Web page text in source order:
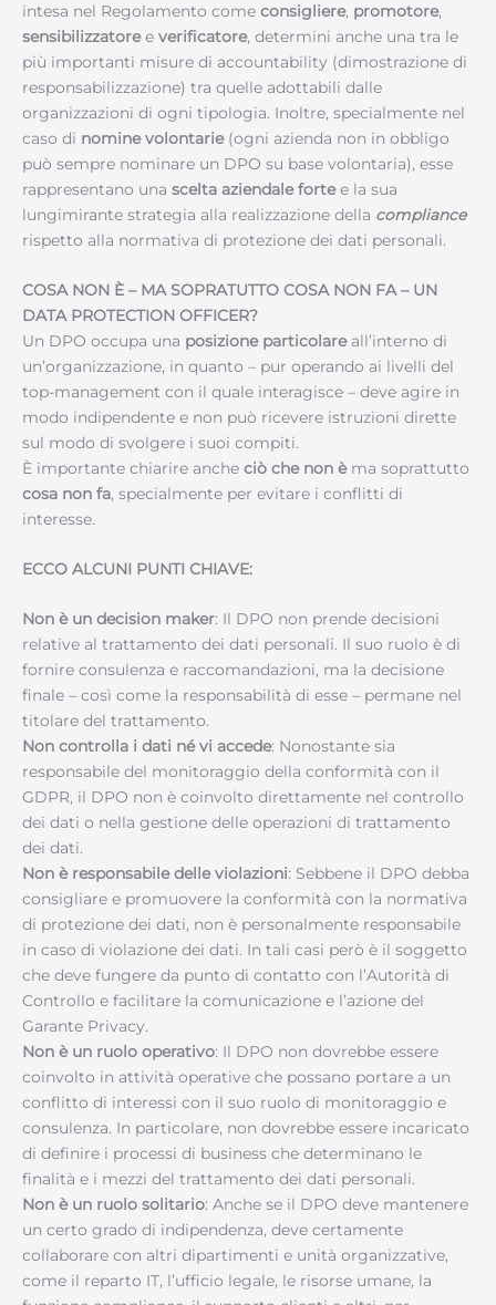
intesa nel Regolamento come consigliere, promotore,
sensibilizzatoree verificatore, determini anche una tra le
più importanti misure di accountability (dimostrazione di
responsabilizzazione) tra quelle adottabili dalle
organizzazioni di ogni tipologia. Inoltre, specialmente nel
caso di nomine volontarie(ogni azienda non in obbligo
può sempre nominare un DPO su base volontaria), esse
rappresentano una scelta aziendale fortee la sua
lungimirante strategia alla realizzazione della compliance
rispetto alla normativa di protezione dei dati personali.
COSA NON È – MA SOPRATUTTO COSA NON FA – UN
DATA PROTECTION OFFICER?
Un DPO occupa una posizione particolareall’interno di
un’organizzazione, in quanto – pur operando ai livelli del
top-management con il quale interagisce – deve agire in
modo indipendente e non può ricevere istruzioni dirette
sul modo di svolgere i suoi compiti.
È importante chiarire anche ciò che non èma soprattutto
cosa non fa, specialmente per evitare i conflitti di
interesse.
ECCO ALCUNI PUNTI CHIAVE:
Non è un decision maker: Il DPO non prende decisioni
relative al trattamento dei dati personali. Il suo ruolo è di
fornire consulenza e raccomandazioni, ma la decisione
finale – così come la responsabilità di esse – permane nel
titolare del trattamento.
Non controlla i dati né vi accede: Nonostante sia
responsabile del monitoraggio della conformità con il
GDPR, il DPO non è coinvolto direttamente nel controllo
dei dati o nella gestione delle operazioni di trattamento
dei dati.
Non è responsabile delle violazioni: Sebbene il DPO debba
consigliare e promuovere la conformità con la normativa
di protezione dei dati, non è personalmente responsabile
in caso di violazione dei dati. In tali casi però è il soggetto
che deve fungere da punto di contatto con l’Autorità di
Controllo e facilitare la comunicazione e l’azione del
Garante Privacy.
Non è un ruolo operativo: Il DPO non dovrebbe essere
coinvolto in attività operative che possano portare a un
conflitto di interessi con il suo ruolo di monitoraggio e
consulenza. In particolare, non dovrebbe essere incaricato
di definire i processi di business che determinano le
finalità e i mezzi del trattamento dei dati personali.
Non è un ruolo solitario: Anche se il DPO deve mantenere
un certo grado di indipendenza, deve certamente
collaborare con altri dipartimenti e unità organizzative,
come il reparto IT, l’ufficio legale, le risorse umane, la